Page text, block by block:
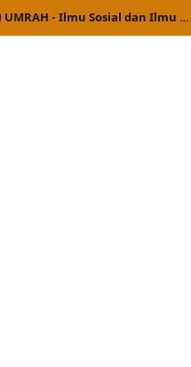
Student Online Journal (SOJ) UMRAH - Ilmu Sosial dan Ilmu Politik